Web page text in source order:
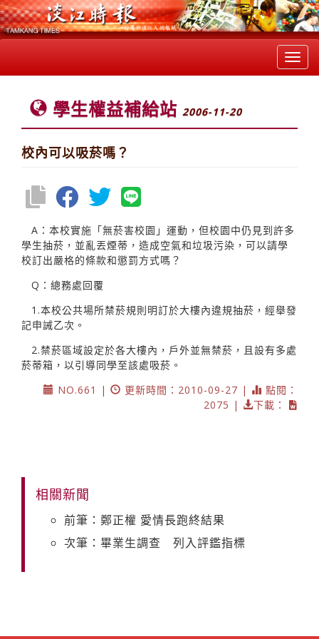
學生權益補給站 2006-11-20
校內可以吸菸嗎？
A：本校實施「無菸害校園」運動，但校園中仍見到許多
學生抽菸，並亂丟煙蒂，造成空氣和垃圾污染，可以請學
校訂出嚴格的條款和懲罰方式嗎？
Q：總務處回覆
1.本校公共場所禁菸規則明訂於大樓內違規抽菸，經舉發
記申誡乙次。
2.禁菸區域設定於各大樓內，戶外並無禁菸，且設有多處
菸蒂箱，以引導同學至該處吸菸。
NO.661 |
更新時間：2010-09-27 |
點閱：
2075 |
下載：
相關新聞
前筆：鄭正權 愛情長跑終結果
次筆：畢業生調查 列入評鑑指標